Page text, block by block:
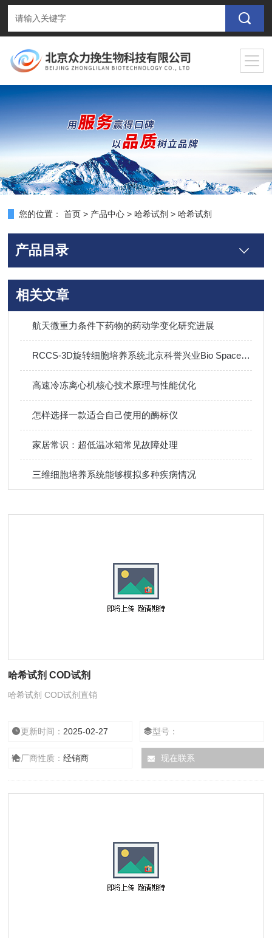
您的位置： 首页 > 产品中心 >哈希试剂 >哈希试剂
产品目录
相关文章
航天微重力条件下药物的药动学变化研究进展
RCCS-3D旋转细胞培养系统北京科誉兴业Bio SpaceX-3D微重力三维细胞培养系统
高速冷冻离心机核心技术原理与性能优化
怎样选择一款适合自己使用的酶标仪
家居常识：超低温冰箱常见故障处理
三维细胞培养系统能够模拟多种疾病情况
哈希试剂 COD试剂
哈希试剂 COD试剂直销
更新时间： 2025-02-27 型号：
厂商性质：经销商 现在联系